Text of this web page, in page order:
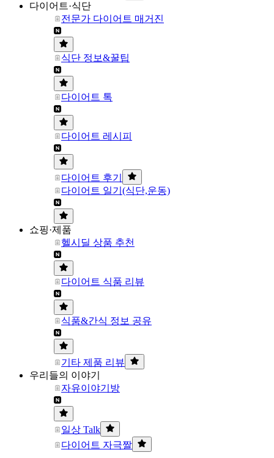
다이어트·식단
전문가 다이어트 매거진
식단 정보&꿀팁
다이어트 톡
다이어트 레시피
다이어트 후기
다이어트 일기(식단,운동)
쇼핑·제품
헬시딜 상품 추천
다이어트 식품 리뷰
식품&간식 정보 공유
기타 제품 리뷰
우리들의 이야기
자유이야기방
일상 Talk
다이어트 자극짤